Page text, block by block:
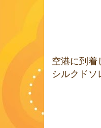
空港に到着
シルクドソ